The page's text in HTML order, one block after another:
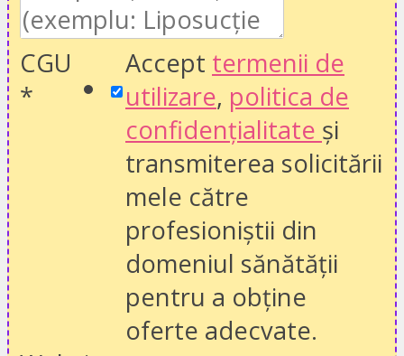
CGU
*
Accept termenii de
utilizare, politica de
confidențialitate și
transmiterea solicitării
mele către
profesioniștii din
domeniul sănătății
pentru a obține
oferte adecvate.